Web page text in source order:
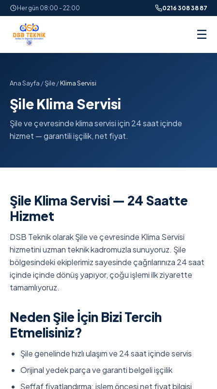
Her gün 08:00 - 22:00 0216 308 38 87
☰
Ana Sayfa /Şile/Klima Servisi
Şile Klima Servisi
Şile ve çevresinde klima servisi için 24 saat içinde
hizmet — garantili işçilik, net fiyat.
Şile Klima Servisi — 24 Saatte
Hizmet
DSB Teknik olarak Şile ve çevresinde Klima Servisi
hizmetini uzman teknik kadromuzla sunuyoruz. Şile
bölgesindeki ekiplerimiz sayesinde çağrılarınıza 24 saat
içinde içinde dönüş yapıyor, çoğu işlemi ilk ziyarette
tamamlıyoruz.
Neden Şile İçin Bizi Tercih
Etmelisiniz?
Şile genelinde hızlı ulaşım ve 24 saat içinde servis
Orijinal yedek parça ve garanti belgeli işçilik
Şeffaf fiyatlandırma: işlem öncesi net fiyat bilgisi